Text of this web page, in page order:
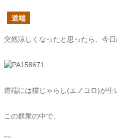
道端
突然涼しくなったと思ったら、今日
道端には猫じゃらし(エノコロ)が生
この群衆の中で、